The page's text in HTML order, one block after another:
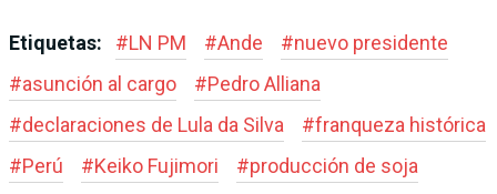
Etiquetas: #LN PM #Ande #nuevo presidente
#asunción al cargo #Pedro Alliana
#declaraciones de Lula da Silva #franqueza histórica
#Perú #Keiko Fujimori #producción de soja